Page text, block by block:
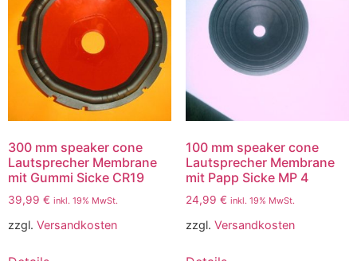
300 mm speaker cone
Lautsprecher Membrane
mit Gummi Sicke CR19
39,99 € inkl. 19% MwSt.
zzgl. Versandkosten
100 mm speaker cone
Lautsprecher Membrane
mit Papp Sicke MP 4
24,99 € inkl. 19% MwSt.
zzgl. Versandkosten